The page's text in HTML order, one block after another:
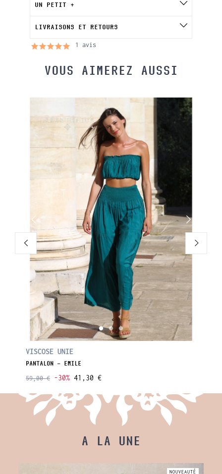
UN PETIT +
LIVRAISONS ET RETOURS
1 avis
VOUS AIMEREZ AUSSI
VISCOSE UNIE
PANTALON - EMILE
59,00 € -30% 41,30 €
A LA UNE
NOUVEAUTÉ